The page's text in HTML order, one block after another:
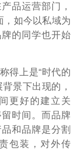
品运营部门，
，如今以私域为
的同学也开始
得上是“时代的
景下出现的，
更好的建立关
时间。而品牌
和品牌是分割
包装，对外传